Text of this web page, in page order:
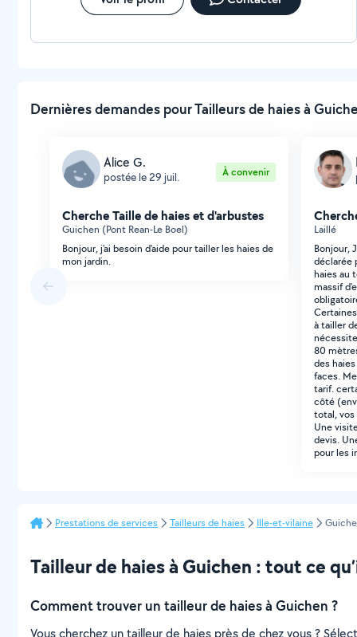
Dernières demandes pour Tailleurs de haies à
Alice G.
postée le 29 juil. À convenir
Cherche Taille de haies et d'arbustes
Guichen (Pont Rean-Le Boel)
Bonjour, j'ai besoin d'aide pour tailler les haies de
mon jardin.
Laillé
Bonjour,
déclarée
haies au
massif
à tailler
80
des
faces.
tarif.
côté
total,
Une
devis.
pour les
Prestations de services Tailleurs de haies Ille-et-vilaine
Tailleur de haies à Guichen : tout ce
Comment trouver un tailleur de haies à Guichen ?
Vous cherchez un tailleur de haies près de chez vous ?